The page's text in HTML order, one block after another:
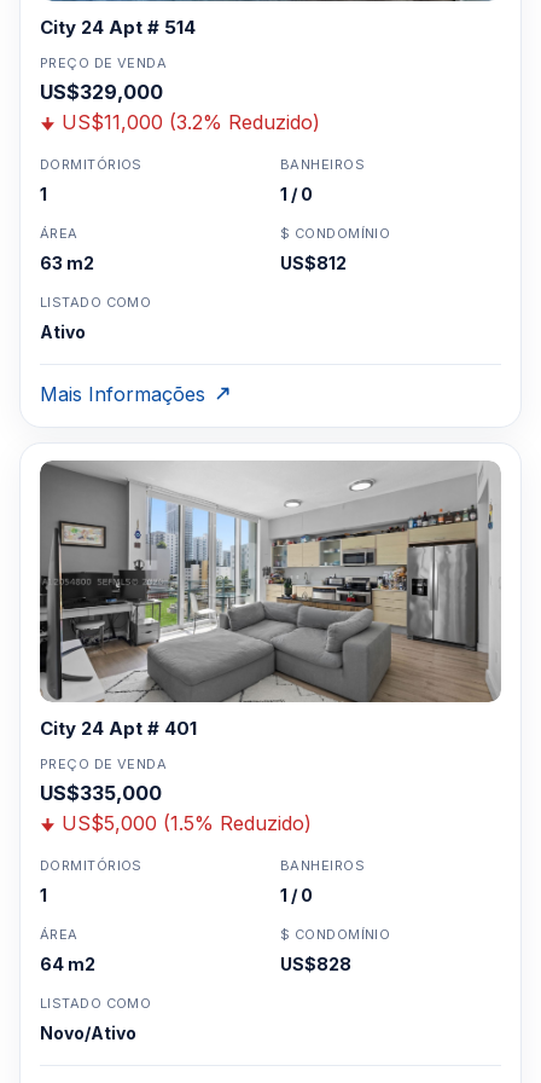
City 24 Apt # 514
PREÇO DE VENDA
US$329,000
US$11,000 (3.2% Reduzido)
DORMITÓRIOS
1
BANHEIROS
1 / 0
ÁREA
63 m2
$ CONDOMÍNIO
US$812
LISTADO COMO
Ativo
Mais Informações
City 24 Apt # 401
PREÇO DE VENDA
US$335,000
US$5,000 (1.5% Reduzido)
DORMITÓRIOS
1
BANHEIROS
1 / 0
ÁREA
64 m2
$ CONDOMÍNIO
US$828
LISTADO COMO
Novo/Ativo